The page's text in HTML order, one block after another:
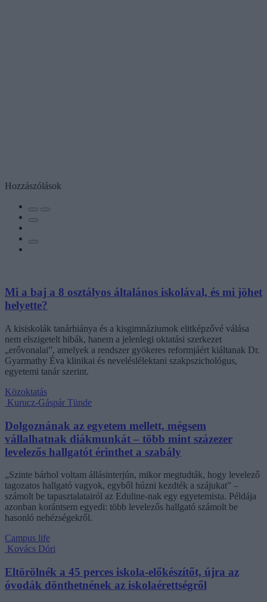
Hozzászólások
Mi a baj a 8 osztályos általános iskolával, és mi jöhet
helyette?
A kisiskolák tanárhiánya és a kisgimnáziumok elitképzővé válása
nem elszigetelt hibák, hanem a jelenlegi oktatási szerkezet
„erővonalai”, amelyek a rendszer gyökeres reformjáért kiáltanak Dr.
Gyarmathy Éva klinikai és neveléslélektani szakpszichológus,
egyetemi tanár szerint.
Közoktatás
Kurucz-Gáspár Tünde
Dolgoznának az egyetem mellett, mégsem
vállalhatnak diákmunkát – több mint százezer
levelezős hallgatót érinthet a szabály
„Szinte bárhol voltam állásinterjún, mikor megtudták, hogy levelező
tagozatos hallgató vagyok, egyből húzni kezdték a szájukat” –
számolt be tapasztalatairól az Eduline-nak egy egyetemista. Példája
azonban korántsem egyedi: több levelezős hallgató számolt be
hasonló nehézségekről.
Campus life
Kovács Dóri
Eltörölnék a 45 perces iskola-előkészítőt, újra az
óvodák dönthetnének az iskolaérettségről